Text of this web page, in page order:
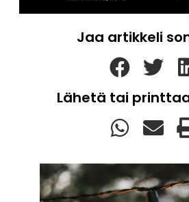
Jaa artikkeli
Lähetä tai